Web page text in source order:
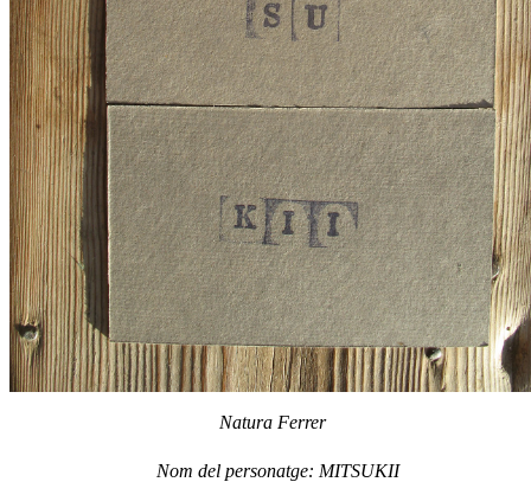
Natura Ferrer
Nom del personatge: MITSUKII